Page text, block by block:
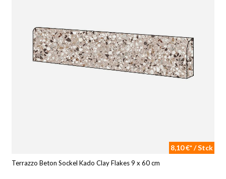
8,10 €* / Stck
Terrazzo Beton Sockel Kado Clay Flakes 9 x 60 cm